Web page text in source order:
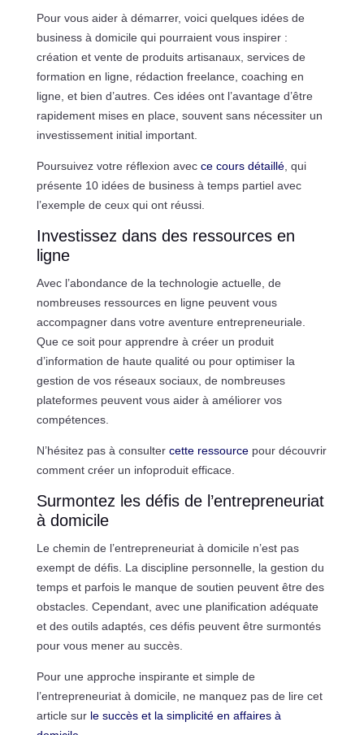
Pour vous aider à démarrer, voici quelques idées de
business à domicile qui pourraient vous inspirer :
création et vente de produits artisanaux, services de
formation en ligne, rédaction freelance, coaching en
ligne, et bien d’autres. Ces idées ont l’avantage d’être
rapidement mises en place, souvent sans nécessiter un
investissement initial important.
Poursuivez votre réflexion avec ce cours détaillé, qui
présente 10 idées de business à temps partiel avec
l’exemple de ceux qui ont réussi.
Investissez dans des ressources en
ligne
Avec l’abondance de la technologie actuelle, de
nombreuses ressources en ligne peuvent vous
accompagner dans votre aventure entrepreneuriale.
Que ce soit pour apprendre à créer un produit
d’information de haute qualité ou pour optimiser la
gestion de vos réseaux sociaux, de nombreuses
plateformes peuvent vous aider à améliorer vos
compétences.
N’hésitez pas à consulter cette ressourcepour découvrir
comment créer un infoproduit efficace.
Surmontez les défis de l’entrepreneuriat
à domicile
Le chemin de l’entrepreneuriat à domicile n’est pas
exempt de défis. La discipline personnelle, la gestion du
temps et parfois le manque de soutien peuvent être des
obstacles. Cependant, avec une planification adéquate
et des outils adaptés, ces défis peuvent être surmontés
pour vous mener au succès.
Pour une approche inspirante et simple de
l’entrepreneuriat à domicile, ne manquez pas de lire cet
article sur le succès et la simplicité en affaires à